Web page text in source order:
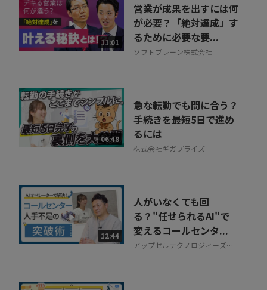
11:01
営業が成果を出すには何
が必要？「絶対達成」す
るために必要な要...
ソフトブレーン株式会社
06:48
急な転勤でも間に合う？
手続きを最短5日で進め
るには
株式会社ギガプライズ
12:44
人がいなくても回
る？"任せられるAI"で
変えるコールセンタ...
アップセルテクノロジィーズ株